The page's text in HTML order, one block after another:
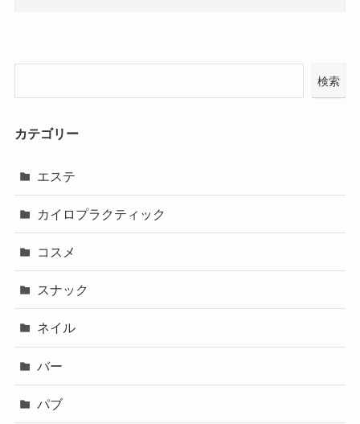
検索
カテゴリー
エステ
カイロプラクティック
コスメ
スナック
ネイル
バー
パブ